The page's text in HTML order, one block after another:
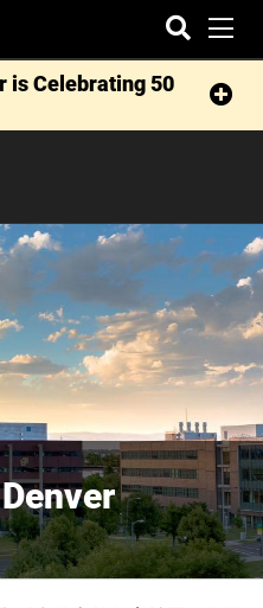
Search
is Celebrating 50